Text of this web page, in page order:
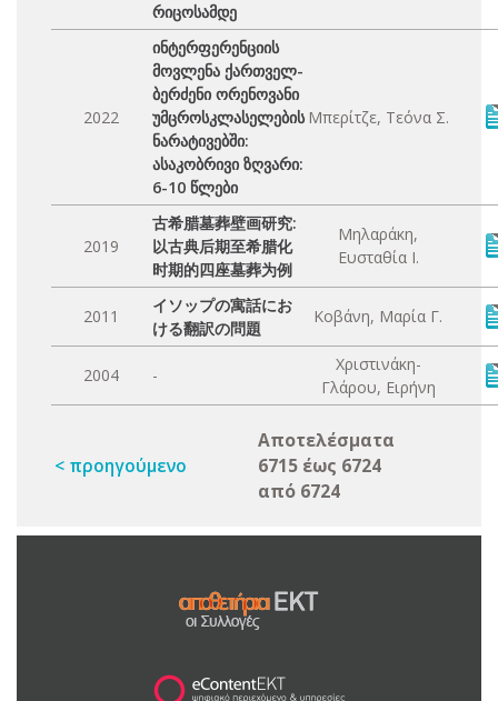
რიცოსამდე
2022
ინტერფერენციის
მოვლენა ქართველ-
ბერძენი ორენოვანი
უმცროსკლასელების
ნარატივებში:
ასაკობრივი ზღვარი:
6-10 წლები
Μπερίτζε, Τεόνα Σ.
2019
古希腊墓葬壁画研究:
以古典后期至希腊化
时期的四座墓葬为例
Μηλαράκη,
Ευσταθία Ι.
2011
イソップの寓話にお
ける翻訳の問題
Κοβάνη, Μαρία Γ.
2004 -
Χριστινάκη-
Γλάρου, Ειρήνη
< προηγούμενο
Αποτελέσματα
6715 έως 6724
από 6724